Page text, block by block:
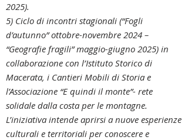
2025).
5) Ciclo di incontri stagionali (“Fogli
d’autunno” ottobre-novembre 2024 –
“Geografie fragili” maggio-giugno 2025) in
collaborazione con l’Istituto Storico di
Macerata, i Cantieri Mobili di Storia e
l’Associazione “E quindi il monte”- rete
solidale dalla costa per le montagne.
L’iniziativa intende aprirsi a nuove esperienze
culturali e territoriali per conoscere e